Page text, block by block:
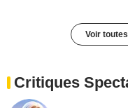
Voir
Critiques